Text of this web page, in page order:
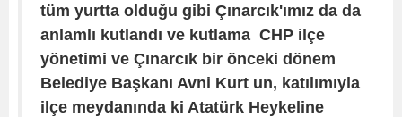
tüm yurtta olduğu gibi Çınarcık'ımız da da
anlamlı kutlandı ve kutlama CHP ilçe
yönetimi ve Çınarcık bir önceki dönem
Belediye Başkanı Avni Kurt un, katılımıyla
ilçe meydanında ki Atatürk Heykeline